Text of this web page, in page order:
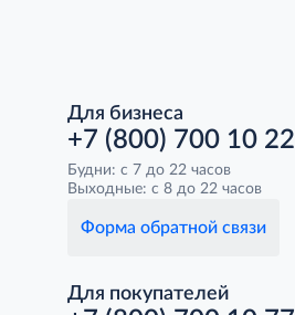
Для бизнеса
+7 (800) 700 10 22
Будни: с 7 до 22 часов
Выходные: с 8 до 22 часов
Форма обратной связи
Для покупателей